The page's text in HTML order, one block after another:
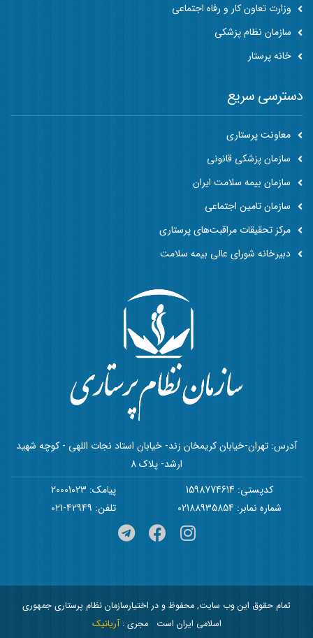
وزارت تعاون کار و رفاه اجتماعی
سازمان نظام پزشکی
خانه پرستار
آدرس: تهران-خیابان کریمخان زند- خیابان استاد نجات اللهی - کوچه شهید
ارشد- پلاک 8
کدپستی: 1598774614
پیامک: 20001023
شماره نمابر: 02188935854
تلفن: 42949-021
دسترسی سریع
معاونت پرستاری
سازمان پزشکی قانونی
سازمان بیمه سلامت ایران
سازمان تامین اجتماعی
مرکز تحقیقات مراقبت‌های پرستاری
دبیرخانه شورای عالی بیمه سلامت
تمام حقوق این وب سایت, محفوظ و در اختیارسازمان نظام پرستاری جمهوری
اسلامی ایران است
مجری :آریانیک